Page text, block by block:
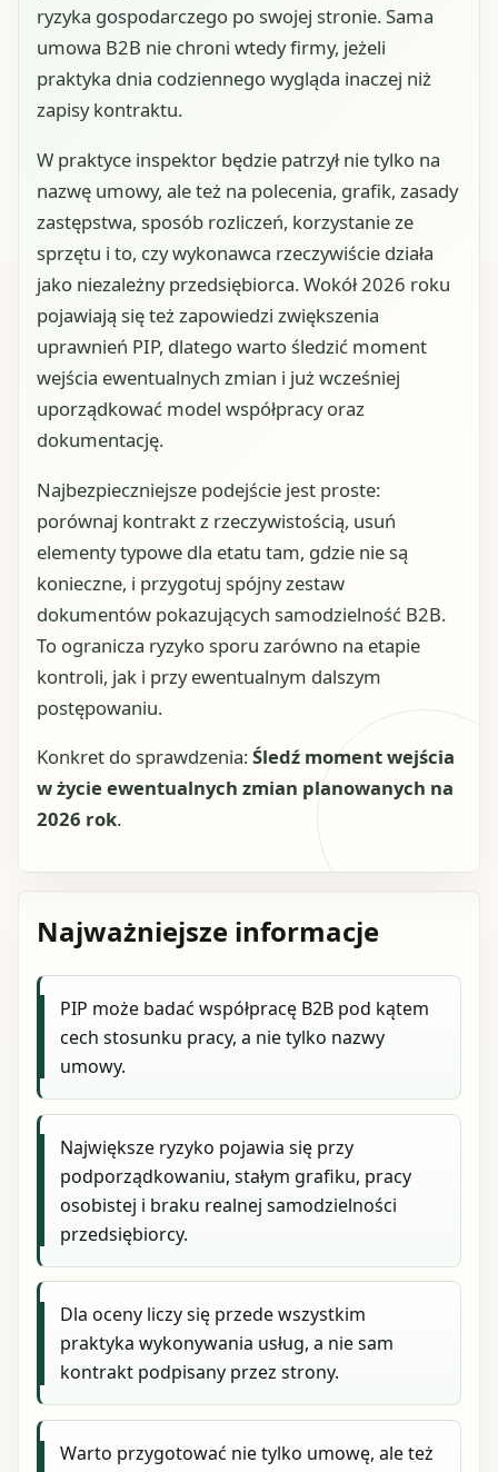
ryzyka gospodarczego po swojej stronie. Sama
umowa B2B nie chroni wtedy firmy, jeżeli
praktyka dnia codziennego wygląda inaczej niż
zapisy kontraktu.
W praktyce inspektor będzie patrzył nie tylko na
nazwę umowy, ale też na polecenia, grafik, zasady
zastępstwa, sposób rozliczeń, korzystanie ze
sprzętu i to, czy wykonawca rzeczywiście działa
jako niezależny przedsiębiorca. Wokół 2026 roku
pojawiają się też zapowiedzi zwiększenia
uprawnień PIP, dlatego warto śledzić moment
wejścia ewentualnych zmian i już wcześniej
uporządkować model współpracy oraz
dokumentację.
Najbezpieczniejsze podejście jest proste:
porównaj kontrakt z rzeczywistością, usuń
elementy typowe dla etatu tam, gdzie nie są
konieczne, i przygotuj spójny zestaw
dokumentów pokazujących samodzielność B2B.
To ogranicza ryzyko sporu zarówno na etapie
kontroli, jak i przy ewentualnym dalszym
postępowaniu.
Konkret do sprawdzenia:Śledź moment wejścia
w życie ewentualnych zmian planowanych na
2026 rok.
Najważniejsze informacje
PIP może badać współpracę B2B pod kątem
cech stosunku pracy, a nie tylko nazwy
umowy.
Największe ryzyko pojawia się przy
podporządkowaniu, stałym grafiku, pracy
osobistej i braku realnej samodzielności
przedsiębiorcy.
Dla oceny liczy się przede wszystkim
praktyka wykonywania usług, a nie sam
kontrakt podpisany przez strony.
Warto przygotować nie tylko umowę, ale też